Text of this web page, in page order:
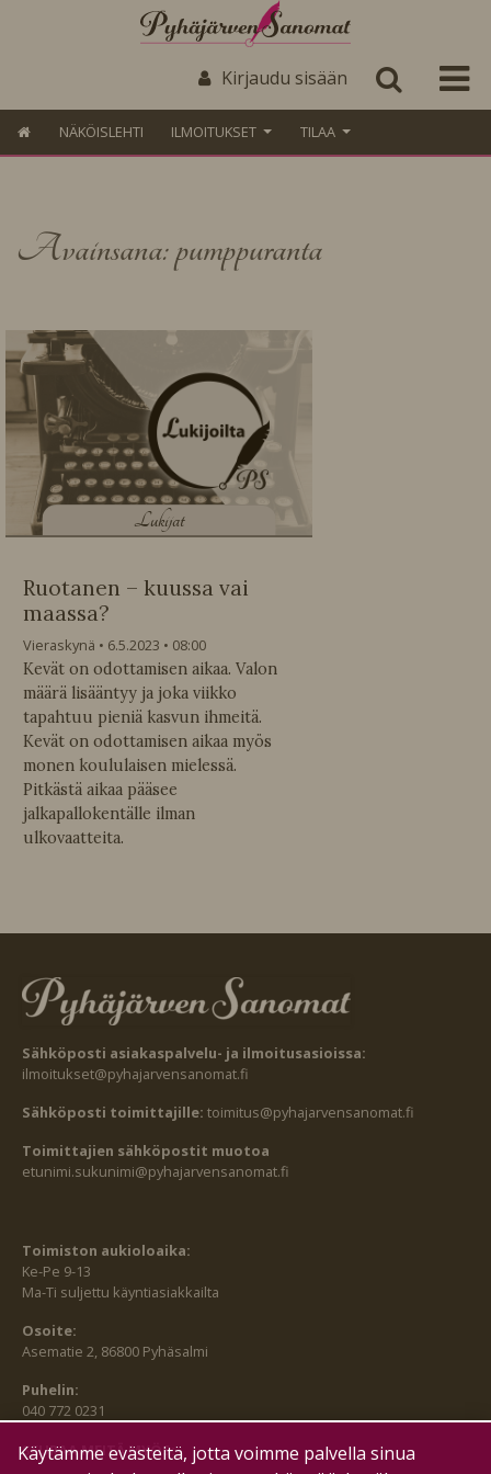
Kirjaudu sisään
NÄKÖISLEHTI ILMOITUKSET TILAA
Avainsana: pumppuranta
Lukijat
Ruotanen – kuussa vai
maassa?
Vieraskynä 6.5.2023
08:00
Kevät on odottamisen aikaa. Valon
määrä lisääntyy ja joka viikko
tapahtuu pieniä kasvun ihmeitä.
Kevät on odottamisen aikaa myös
monen koululaisen mielessä.
Pitkästä aikaa pääsee
jalkapallokentälle ilman
ulkovaatteita.
Sähköposti asiakaspalvelu- ja ilmoitusasioissa:
ilmoitukset@pyhajarvensanomat.fi
Sähköposti toimittajille: toimitus@pyhajarvensanomat.fi
Toimittajien sähköpostit muotoa
etunimi.sukunimi@pyhajarvensanomat.fi
Toimiston aukioloaika:
Ke-Pe 9-13
Ma-Ti suljettu käyntiasiakkailta
Osoite:
Asematie 2, 86800 Pyhäsalmi
Puhelin:
040 772 0231
SEURAA MEITÄ MYÖS:
Käytämme evästeitä, jotta voimme palvella sinua